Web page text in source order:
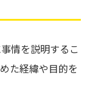
情を説明するこ
た経緯や目的を